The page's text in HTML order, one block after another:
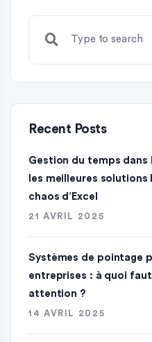
Recent Posts
Gestion du temps
les meilleures
chaos d’Excel
21 AVRIL 2025
Systèmes de pointage
entreprises : à quoi
attention ?
14 AVRIL 2025